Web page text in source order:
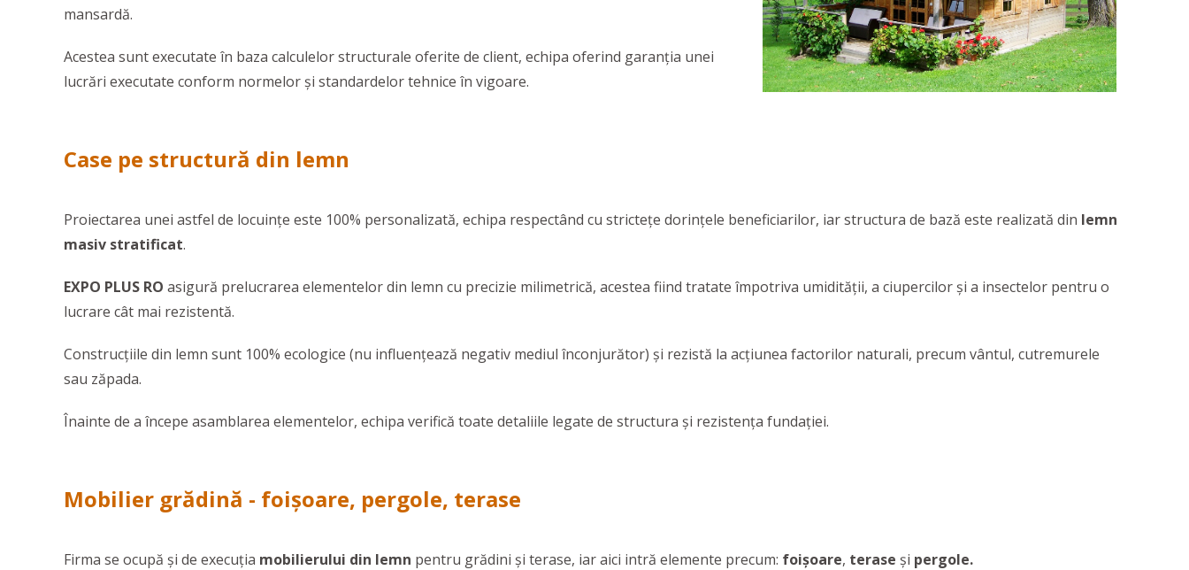
mansardă.
Acestea sunt executate în baza calculelor structurale oferite de client, echipa oferind garanţia unei
lucrări executate conform normelor şi standardelor tehnice în vigoare.
Case pe structură din lemn
Proiectarea unei astfel de locuinţe este 100% personalizată, echipa respectând cu stricteţe dorinţele beneficiarilor, iar structura de bază este realizată din lemn
masiv stratificat.
EXPO PLUS RO asigură prelucrarea elementelor din lemn cu precizie milimetrică, acestea fiind tratate împotriva umidității, a ciupercilor și a insectelor pentru o
lucrare cât mai rezistentă.
Construcțiile din lemn sunt 100% ecologice (nu influențează negativ mediul înconjurător) și rezistă la acțiunea factorilor naturali, precum vântul, cutremurele
sau zăpada.
Înainte de a începe asamblarea elementelor, echipa verifică toate detaliile legate de structura şi rezistenţa fundaţiei.
Mobilier grădină - foișoare, pergole, terase
Firma se ocupă și de execuția mobilierului din lemn pentru grădini și terase, iar aici intră elemente precum: foișoare, terase și pergole.